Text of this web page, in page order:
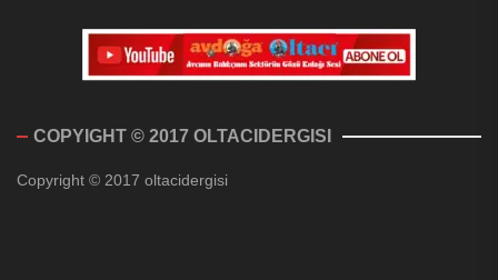
COPYIGHT © 2017 OLTACIDERGISI
Copyright © 2017 oltacidergisi